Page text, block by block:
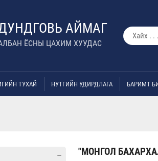
АЙМАГ
ЁСНЫ ЦАХИМ ХУУДАС
ТУХАЙ НУТГИЙН УДИРДЛАГА БАРИМТ
"МОНГОЛ